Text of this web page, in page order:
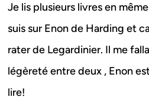
Je lis plusieurs livres en
suis sur Enon de Harding et
rater de Legardinier. Il me
légèreté entre deux , Enon
lire!